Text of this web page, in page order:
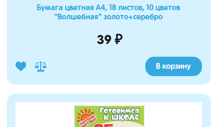
Бумага цветная А4, 18 листов, 10 цветов
"Волшебная" золото+серебро
39 ₽
В корзину